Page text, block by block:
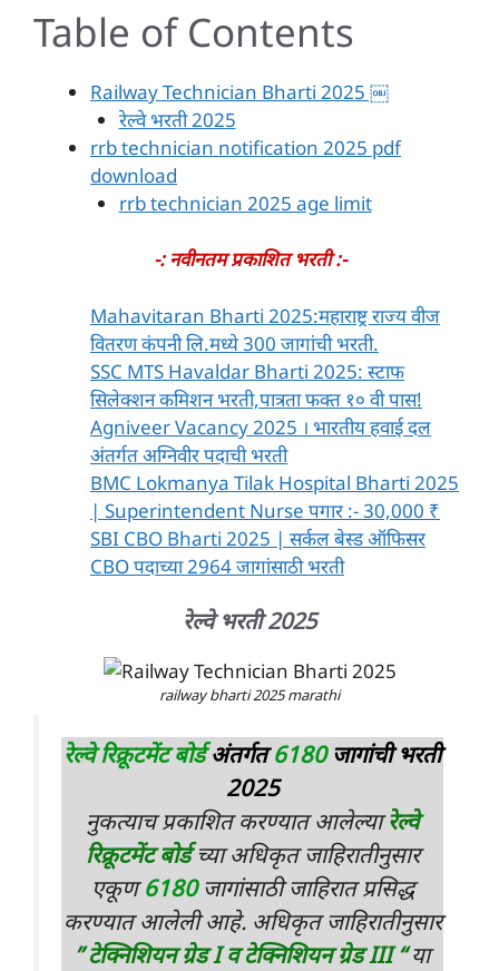
Table of Contents
Railway Technician Bharti 2025 ￼
रेल्वे भरती 2025
rrb technician notification 2025 pdf
download
rrb technician 2025 age limit
-: नवीनतम प्रकाशित भरती :-
Mahavitaran Bharti 2025:महाराष्ट्र राज्य वीज
वितरण कंपनी लि.मध्ये 300 जागांची भरती.
SSC MTS Havaldar Bharti 2025: स्टाफ
सिलेक्शन कमिशन भरती,पात्रता फक्त १० वी पास!
Agniveer Vacancy 2025 । भारतीय हवाई दल
अंतर्गत अग्निवीर पदाची भरती
BMC Lokmanya Tilak Hospital Bharti 2025
| Superintendent Nurse पगार :- 30,000 ₹
SBI CBO Bharti 2025 | सर्कल बेस्ड ऑफिसर
CBO पदाच्या 2964 जागांसाठी भरती
रेल्वे भरती 2025
railway bharti 2025 marathi
रेल्वे रिक्रूटमेंट बोर्डअंतर्गत6180जागांची भरती
2025
नुकत्याच प्रकाशित करण्यात आलेल्यारेल्वे
रिक्रूटमेंट बोर्डच्या अधिकृत जाहिरातीनुसार
एकूण6180 जागांसाठी जाहिरात प्रसिद्ध
करण्यात आलेली आहे. अधिकृत जाहिरातीनुसार
” टेक्निशियन ग्रेड I व टेक्निशियन ग्रेड III “ या